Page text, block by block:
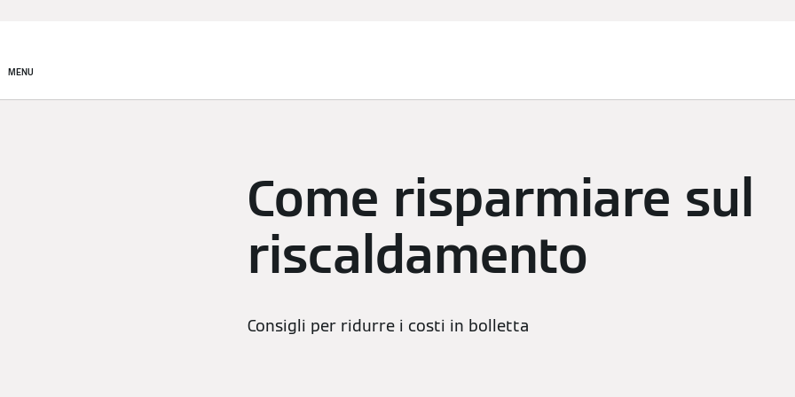
MENU
Come risparmiare sul
riscaldamento
Consigli per ridurre i costi in bolletta